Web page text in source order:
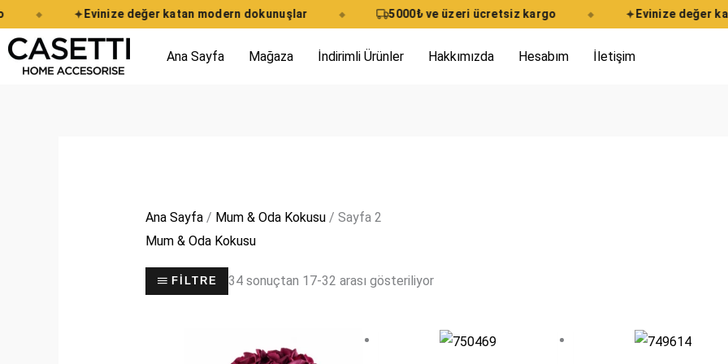
İçeriğe
atla
Evinize değer katan modern dokunuşlar 5000₺ ve üzeri ücretsiz kargo Evinize değer
Ana Sayfa Mağaza İndirimli Ürünler Hakkımızda Hesabım İletişim
Ana Sayfa/ Mum & Oda Kokusu/ Sayfa 2
Mum & Oda Kokusu
FILTRE 34 sonuçtan 17-32 arası gösteriliyor